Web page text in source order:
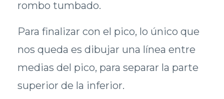
rombo tumbado.
Para finalizar con el pico, lo único que
nos queda es dibujar una línea entre
medias del pico, para separar la parte
superior de la inferior.